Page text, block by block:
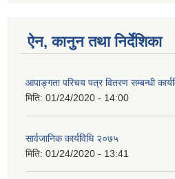
ऐन, कानुन तथा निर्देशिका
आपाङ्गता परिचय पत्र वितरण सम्बन्धी
मिति: 01/24/2020 - 14:00
सार्वजानिक कार्यविधि २०७५
मिति: 01/24/2020 - 13:41